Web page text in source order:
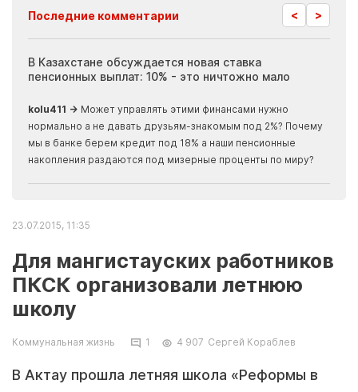
Последние комментарии < >
В Казахстане обсуждается новая ставка
пенсионных выплат: 10% - это ничтожно мало
kolu411 → Может управлять этими финансами нужно
нормально а не давать друзьям-знакомым под 2%? Почему
мы в банке берем кредит под 18% а наши пенсионные
накопления раздаются под мизерные проценты по миру?
23.07.2015, 11:35
Для мангистауских работников
ПКСК организовали летнюю
школу
Коммунальная жизнь 1 4 907 Сергей Кораблев
В Актау прошла летняя школа «Реформы в